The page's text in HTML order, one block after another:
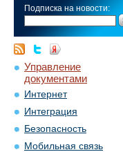
Подписка на новости:
Управление
документами
Интернет
Интеграция
Безопасность
Мобильная связь